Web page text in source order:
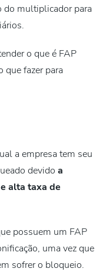
do multiplicador para
o que é FAP
que fazer para
a empresa tem seu
devido a
alta taxa de
possuem um FAP
uma vez que
sofrer o bloqueio.